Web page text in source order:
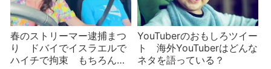
春のストリーマー逮捕まつ
り ドバイでイスラエルで
ハイチで拘束 もちろん米
YouTuberのおもしろツイー
ト 海外YouTuberはどんな
ネタを語っている？